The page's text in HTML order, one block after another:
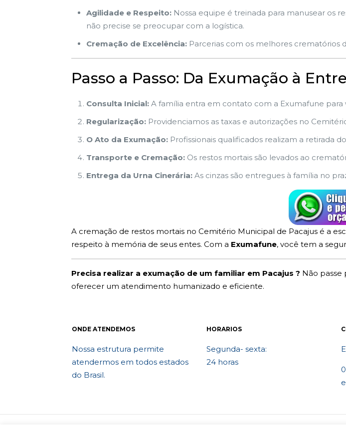
Agilidade e Respeito:Nossa equipe é treinada para manusear os
não precise se preocupar com a logística.
Cremação de Excelência:Parcerias com os melhores crematórios
Passo a Passo: Da Exumação à
Consulta Inicial:A família entra em contato com a Exumafune para
Regularização:Providenciamos as taxas e autorizações no
O Ato da Exumação:Profissionais qualificados realizam a retirada
Transporte e Cremação:Os restos mortais são levados ao
Entrega da Urna Cinerária:As cinzas são entregues à família no
A cremação de restos mortais no Cemitério Municipal de Pacajus é a
respeito à memória de seus entes. Com a Exumafune, você tem a
Precisa realizar a exumação de um familiar em Pacajus ? Não passe
oferecer um atendimento humanizado e eficiente.
ONDE ATENDEMOS
Nossa estrutura permite
atendermos em todos estados
do Brasil.
HORARIOS
Segunda- sexta:
24 horas